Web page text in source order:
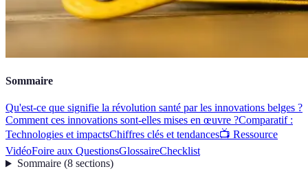
Sommaire
Qu'est-ce que signifie la révolution santé par les innovations belges ?
Comment ces innovations sont-elles mises en œuvre ?Comparatif :
Technologies et impactsChiffres clés et tendances📺 Ressource
VidéoFoire aux QuestionsGlossaireChecklist
Sommaire(8 sections)